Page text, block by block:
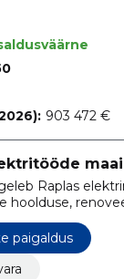
903 472 €
Raplas
hoolduse,
paigaldus